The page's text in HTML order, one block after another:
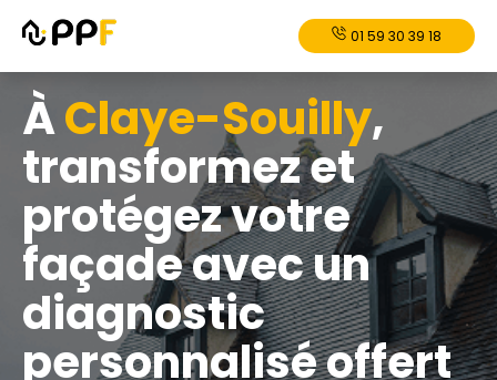
01 59 30 39 18
ÀClaye-Souilly,
transformez et
protégez votre
façade avec un
diagnostic
personnalisé offert